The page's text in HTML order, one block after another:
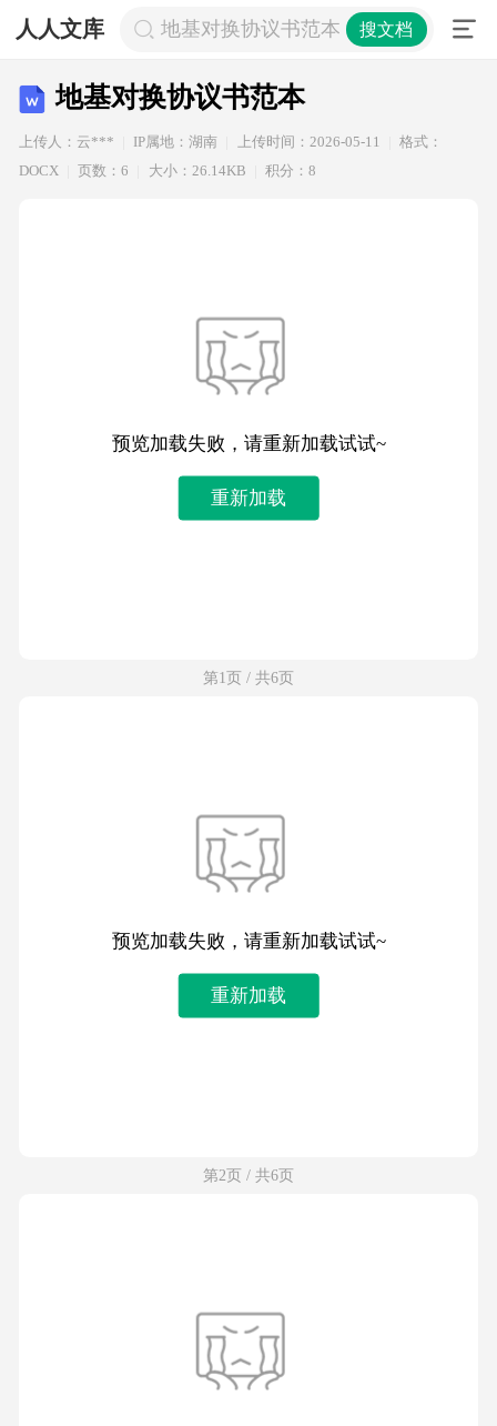
人人文库 地基对换协议书范本 搜文档
地基对换协议书范本
上传人：云*** IP属地：湖南 上传时间：2026-05-11
格式：
DOCX
页数：6 大小：26.14KB 积分：8
预览加载失败，请重新加载试试~
重新加载
第1页 / 共6页
预览加载失败，请重新加载试试~
重新加载
第2页 / 共6页